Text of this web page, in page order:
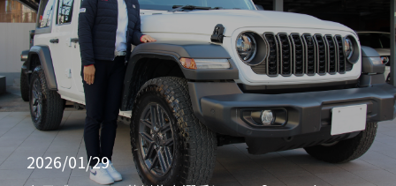
2026/01/29